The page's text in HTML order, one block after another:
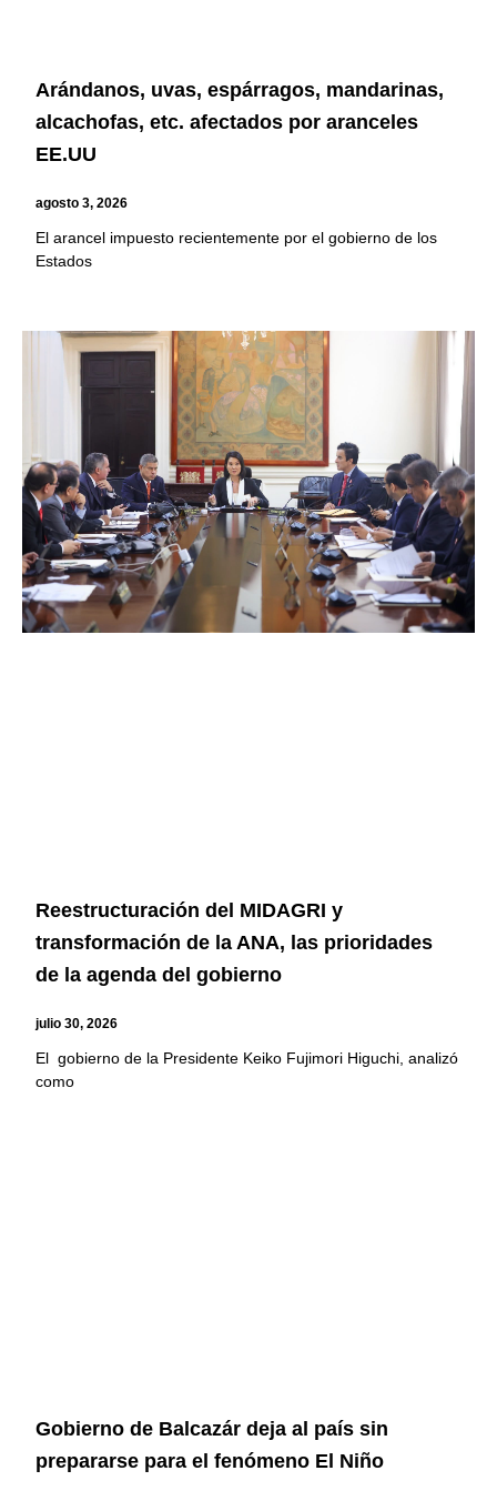
Arándanos, uvas, espárragos, mandarinas,
alcachofas, etc. afectados por aranceles
EE.UU
agosto 3, 2026
El arancel impuesto recientemente por el gobierno de los
Estados
Reestructuración del MIDAGRI y
transformación de la ANA, las prioridades
de la agenda del gobierno
julio 30, 2026
El gobierno de la Presidente Keiko Fujimori Higuchi, analizó
como
Gobierno de Balcazár deja al país sin
prepararse para el fenómeno El Niño